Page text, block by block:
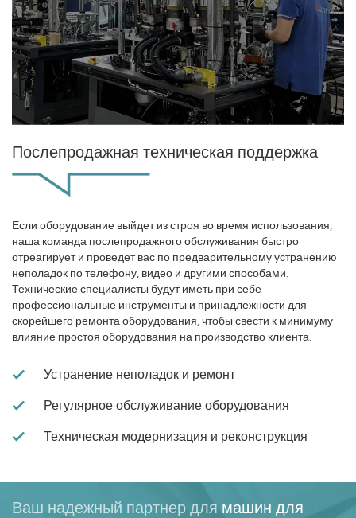
Послепродажная техническая поддержка
Если оборудование выйдет из строя во время использования,
наша команда послепродажного обслуживания быстро
отреагирует и проведет вас по предварительному устранению
неполадок по телефону, видео и другими способами.
Технические специалисты будут иметь при себе
профессиональные инструменты и принадлежности для
скорейшего ремонта оборудования, чтобы свести к минимуму
влияние простоя оборудования на производство клиента.
Устранение неполадок и ремонт
Регулярное обслуживание оборудования
Техническая модернизация и реконструкция
Ваш надежный партнер для машин для